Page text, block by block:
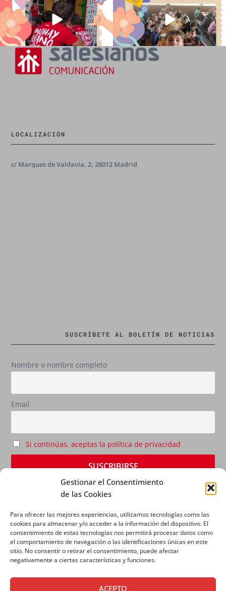
Gestionar el Consentimiento
de las Cookies
Para ofrecer las mejores experiencias, utilizamos tecnologías como las
cookies para almacenar y/o acceder a la información del dispositivo. El
consentimiento de estas tecnologías nos permitirá procesar datos como
el comportamiento de navegación o las identificaciones únicas en este
sitio. No consentir o retirar el consentimiento, puede afectar
negativamente a ciertas características y funciones.
ACEPTO
LOCALIZACIÓN
c/ Marques de Valdavia, 2, 28012 Madrid
SUSCRÍBETE AL BOLETÍN DE NOTICIAS
Nombre o nombre completo
Email
Si continúas, aceptas la política de privacidad
AVISO LEGAL|POLÍTICA DE PRIVACIDAD|